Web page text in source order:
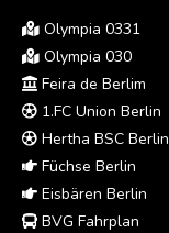
Olympia 0331
Olympia 030
Feira de Berlim
1.FC Union Berlin
Hertha BSC Berlin
Füchse Berlin
Eisbären Berlin
BVG Fahrplan